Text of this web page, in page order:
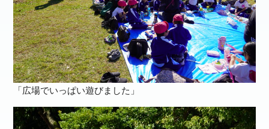
「広場でいっぱい遊びました」